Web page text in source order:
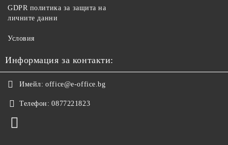
GDPR политика за защита на
личните данни
Условия
Информация за контакти:
Имейл: office@e-office.bg
Телефон: 0877221823